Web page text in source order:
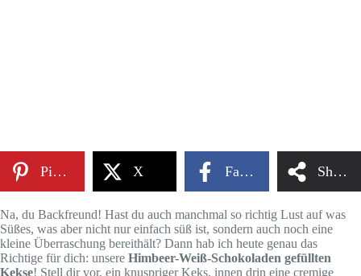
Pinterest X Facebook Share
Na, du Backfreund! Hast du auch manchmal so richtig Lust auf was
Süßes, was aber nicht nur einfach süß ist, sondern auch noch eine
kleine Überraschung bereithält? Dann hab ich heute genau das
Richtige für dich: unsere Himbeer-Weiß-Schokoladen gefüllten
Kekse! Stell dir vor, ein knuspriger Keks, innen drin eine cremige